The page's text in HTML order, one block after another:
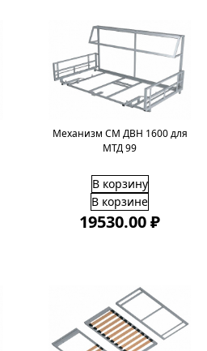
Механизм СМ ДВН 1600 для
МТД 99
В корзину
В корзине
19530.00 ₽